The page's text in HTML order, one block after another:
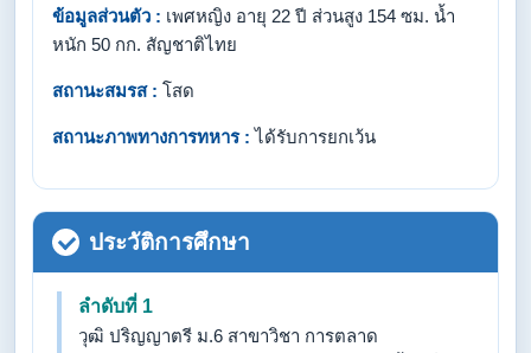
ข้อมูลส่วนตัว : เพศหญิง อายุ 22 ปี ส่วนสูง 154 ซม. น้ำ
หนัก 50 กก. สัญชาติไทย
สถานะสมรส : โสด
สถานะภาพทางการทหาร : ได้รับการยกเว้น
ประวัติการศึกษา
ลำดับที่ 1
วุฒิ ปริญญาตรี ม.6 สาขาวิชา การตลาด